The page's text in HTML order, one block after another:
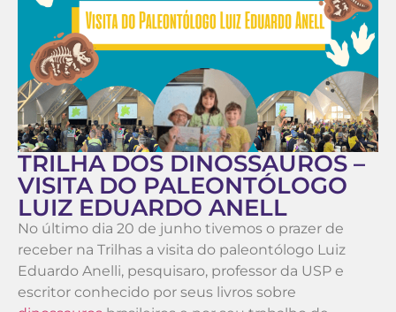
TRILHA DOS DINOSSAUROS –
VISITA DO PALEONTÓLOGO
LUIZ EDUARDO ANELL
No último dia 20 de junho tivemos o prazer de
receber na Trilhas a visita do paleontólogo Luiz
Eduardo Anelli, pesquisaro, professor da USP e
escritor conhecido por seus livros sobre